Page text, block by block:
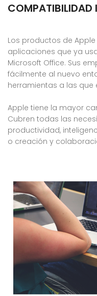
COMPATIBILIDAD
Los productos de
aplicaciones que ya
Microsoft Office. Sus
fácilmente al nuevo
herramientas a las
Apple tiene la mayor
Cubren todas las
productividad,
o creación y